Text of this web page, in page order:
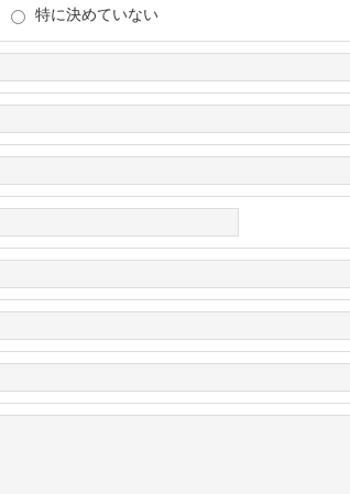
特に決めていない